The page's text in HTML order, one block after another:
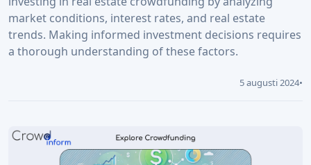
market conditions, interest rates, and real estate
trends. Making informed investment decisions requires
a thorough understanding of these factors.
5 augusti 2024•